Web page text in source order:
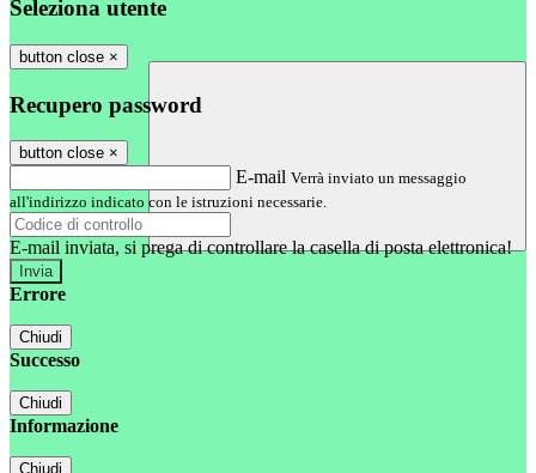
Seleziona utente
button close ×
Recupero password
button close ×
E-mail Verrà inviato un messaggio
all'indirizzo indicato con le istruzioni necessarie.
E-mail inviata, si prega di controllare la casella di posta elettronica!
Errore
Chiudi
Successo
Chiudi
Informazione
Chiudi